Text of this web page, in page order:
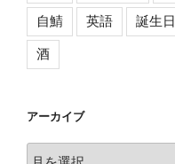
自鯖 英語 誕生日
酒
アーカイブ